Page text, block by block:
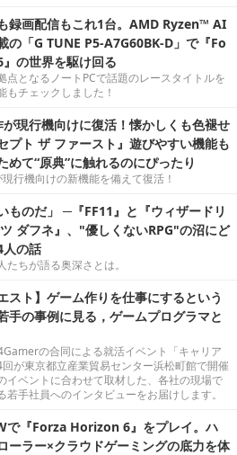
録画配信もこれ1台。AMD Ryzen™ AI
の「G TUNE P5-A7G60BK-D」で『Fo
の世界を駆け回る
点となるノートPCで話題のレースタイトルを
もチェックしました！
現行機向けに復活！懐かしくも色褪せ
プト ザ ファースト』遊びやすい機能も
めて“原典”に触れるのにぴったり
行機向けの新機能を備えて復活！
ものだ」 ─『FF11』と『ウィザードリ
ダフネ』、"優しくないRPG"の沼にど
人の話
ちが語る奥深さとは。
スト】ゲーム作りを仕事にするという
手の事例に見る，ゲームプログラマと
の合同による就活イベント「キャリア
が東京都立産業貿易センター浜松町館で開催
イベントに合わせて取材した、各社の現場で
若手社員へのインタビューをお届けします。
で『Forza Horizon 6』をプレイ。ハ
ーラー×クラウドゲーミングの底力を体